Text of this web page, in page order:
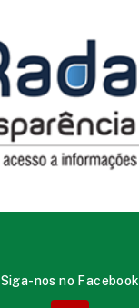
Siga-nos no Facebook